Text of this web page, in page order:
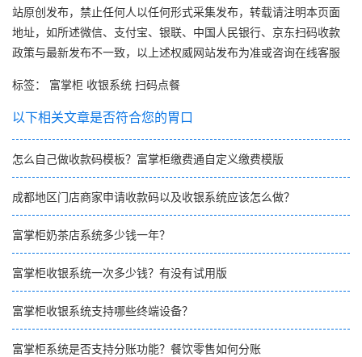
站原创发布，禁止任何人以任何形式采集发布，转载请注明本页面
地址，如所述微信、 支付宝、 银联、 中国人民银行、 京东扫码收款
政策与最新发布不一致，以上述权威网站发布为准或咨询在线客服
标签： 富掌柜 收银系统 扫码点餐
以下相关文章是否符合您的胃口
怎么自己做收款码模板？富掌柜缴费通自定义缴费模版
成都地区门店商家申请收款码以及收银系统应该怎么做？
富掌柜奶茶店系统多少钱一年？
富掌柜收银系统一次多少钱？有没有试用版
富掌柜收银系统支持哪些终端设备？
富掌柜系统是否支持分账功能？餐饮零售如何分账